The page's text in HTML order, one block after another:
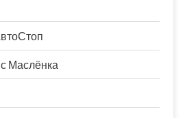
Маслёнка